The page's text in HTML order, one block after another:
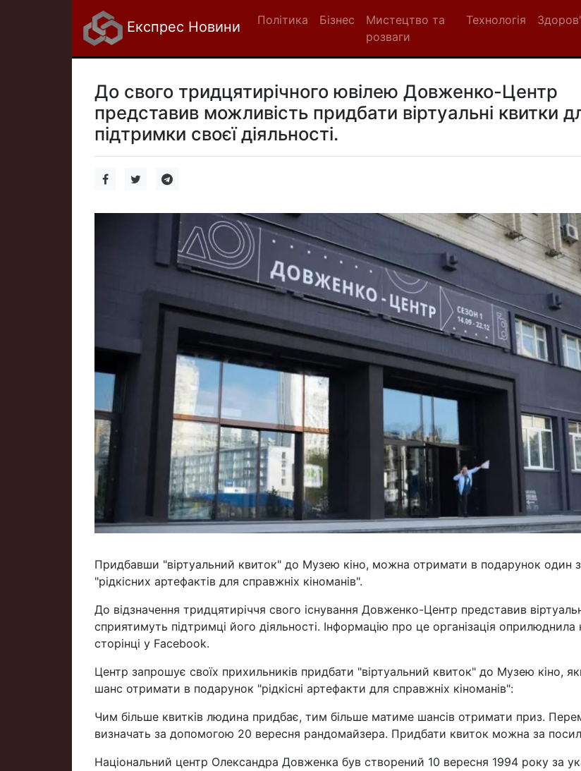
Експрес Новини Політика Бізнес
Мистецтво та
розваги
Технологія
До свого тридцятирічного ювілею Довженко-Центр
представив можливість придбати віртуальні квитки
підтримки своєї діяльності.
Придбавши "віртуальний квиток" до Музею кіно, можна отримати в подарунок один
"рідкісних артефактів для справжніх кіноманів".
До відзначення тридцятиріччя свого існування Довженко-Центр представив
сприятимуть підтримці його діяльності. Інформацію про це організація оприлюднила
сторінці у Facebook.
Центр запрошує своїх прихильників придбати "віртуальний квиток" до Музею кіно,
шанс отримати в подарунок "рідкісні артефакти для справжніх кіноманів":
Чим більше квитків людина придбає, тим більше матиме шансів отримати приз.
визначать за допомогою 20 вересня рандомайзера. Придбати квиток можна за
Національний центр Олександра Довженка був створений 10 вересня 1994 року за